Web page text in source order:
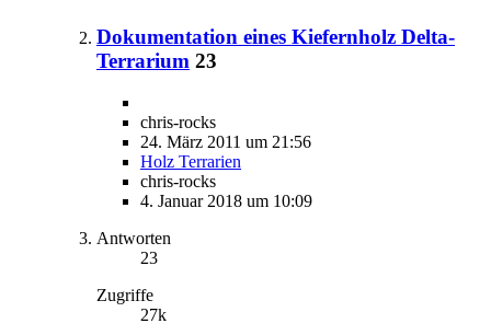
Dokumentation eines Kiefernholz Delta-
Terrarium 23
chris-rocks
24. März 2011 um 21:56
Holz Terrarien
chris-rocks
4. Januar 2018 um 10:09
Antworten
23
Zugriffe
27k